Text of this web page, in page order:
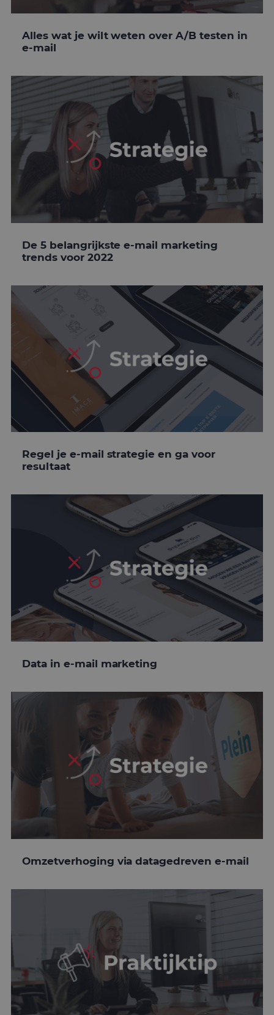
Alles wat je wilt weten over A/B testen in
e-mail
De 5 belangrijkste e-mail marketing
trends voor 2022
Regel je e-mail strategie en ga voor
resultaat
Data in e-mail marketing
Omzetverhoging via datagedreven e-mail